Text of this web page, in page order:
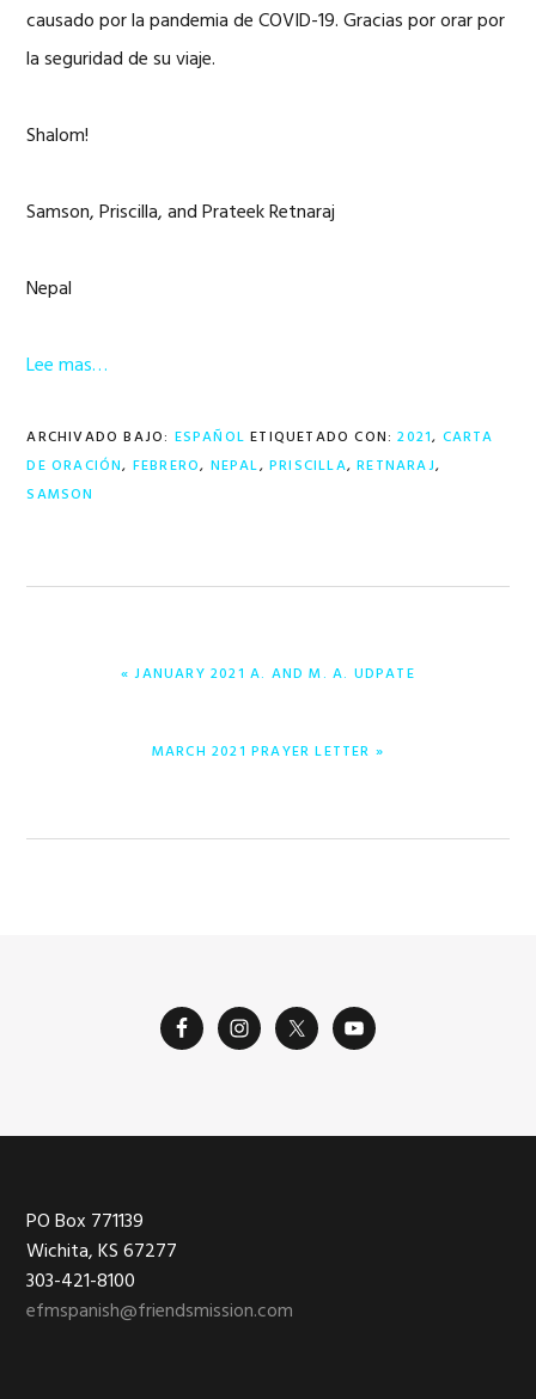
causado por la pandemia de COVID-19. Gracias por orar por
la seguridad de su viaje.
Shalom!
Samson, Priscilla, and Prateek Retnaraj
Nepal
Lee mas…
ARCHIVADO BAJO: ESPAÑOL ETIQUETADO CON:2021, CARTA
DE ORACIÓN, FEBRERO, NEPAL,PRISCILLA,RETNARAJ,
SAMSON
ENTRADA
« JANUARY 2021 A. AND M. A. UDPATE
ENTRADA
MARCH 2021 PRAYER LETTER »
Footer
PO Box 771139
Wichita, KS 67277
303-421-8100
efmspanish@friendsmission.com